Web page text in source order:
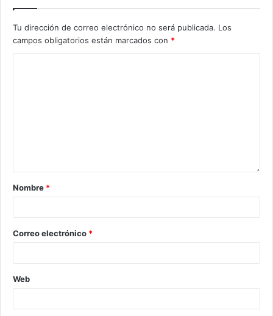
Tu dirección de correo electrónico no será publicada. Los
campos obligatorios están marcados con *
Nombre *
Correo electrónico *
Web